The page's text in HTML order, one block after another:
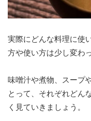
実際にどんな料理に使
方や使い方は少し変わ
味噌汁や煮物、スープ
とって、それぞれどん
く見ていきましょう。